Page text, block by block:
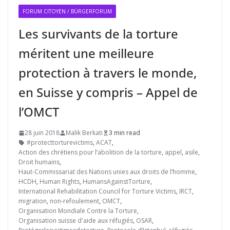
FORUM CITOYEN / BÜRGERFORUM
Les survivants de la torture
méritent une meilleure
protection à travers le monde,
en Suisse y compris – Appel de
l’OMCT
28 juin 2018 Malik Berkati
3 min read
#protecttorturevictims, ACAT,
Action des chrétiens pour l’abolition de la torture, appel, asile,
Droit humains,
Haut-Commissariat des Nations unies aux droits de l’homme,
HCDH, Human Rights, HumansAgainstTorture,
International Rehabilitation Council for Torture Victims, IRCT,
migration, non-refoulement, OMCT,
Organisation Mondiale Contre la Torture,
Organisation suisse d'aide aux réfugiés, OSAR,